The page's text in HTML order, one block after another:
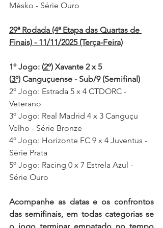
Mésko - Série Ouro
29ª Rodada (4ª Etapa das Quartas de
Finais) - 11/11/2025 (Terça-Feira)
1º Jogo: (2º) Xavante 2 x 5
(3º) Canguçuense - Sub/9 (Semifinal)
2º Jogo: Estrada 5 x 4 CTDORC -
Veterano
3º Jogo: Real Madrid 4 x 3 Canguçu
Velho - Série Bronze
4º Jogo: Horizonte FC 9 x 4 Juventus -
Série Prata
5º Jogo: Racing 0 x 7 Estrela Azul -
Série Ouro
Acompanhe as datas e os confrontos
das semifinais, em todas categorias se